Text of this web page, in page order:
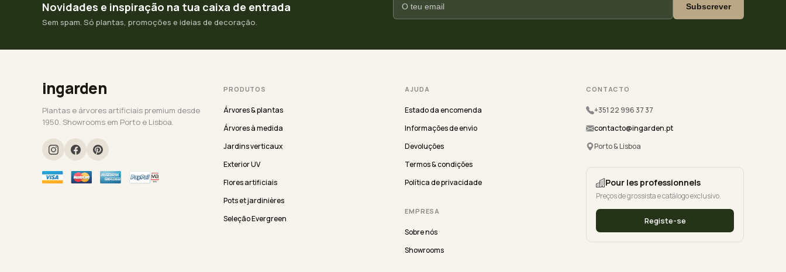
Novidades e inspiração na tua caixa de entrada
Sem spam. Só plantas, promoções e ideias de decoração.
Subscrever
ingarden
Plantas e árvores artificiais premium desde
1950. Showrooms em Porto e Lisboa.
PRODUTOS
Árvores & plantas
Árvores à medida
Jardins verticaux
Exterior UV
Flores artificiais
Pots et jardinières
Seleção Evergreen
AJUDA
Estado da encomenda
Informações de envio
Devoluções
Termos & condições
Política de privacidade
EMPRESA
Sobre nós
Showrooms
CONTACTO
+351 22 996 37 37
contacto@ingarden.pt
Porto & Lisboa
Pour les professionnels
Preços de grossista e catálogo exclusivo.
Registe-se